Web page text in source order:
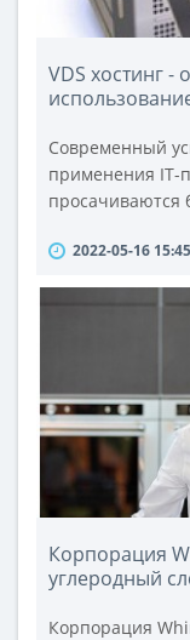
VDS хостинг -
Современный
применения IT-
просачиваются
бизнесмены
применяя
2022-05-16
Корпорация
углеродный
Корпорация